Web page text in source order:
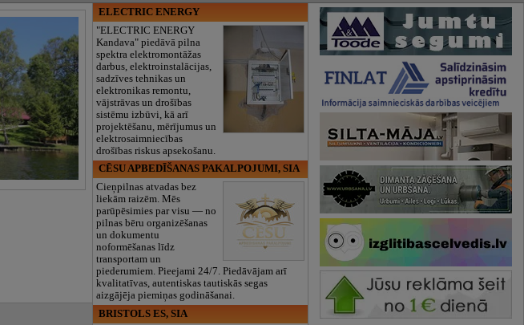
ELECTRIC ENERGY
"ELECTRIC ENERGY
Kandava" piedāvā pilna
spektra elektromontāžas
darbus, elektroinstalācijas,
sadzīves tehnikas un
elektronikas remontu,
vājstrāvas un drošības
sistēmu izbūvi, kā arī
projektēšanu, mērījumus un
elektrosaimniecības
drošības riskus apsekošanu.
CĒSU APBEDĪŠANAS PAKALPOJUMI, SIA
Cieņpilnas atvadas bez
liekām raizēm. Mēs
parūpēsimies par visu — no
pilnas bēru organizēšanas
un dokumentu
noformēšanas līdz
transportam un
piederumiem. Pieejami 24/7. Piedāvājam arī
kvalitatīvas, autentiskas tautiskās segas
aizgājēja piemiņas godināšanai.
BRISTOLS ES, SIA